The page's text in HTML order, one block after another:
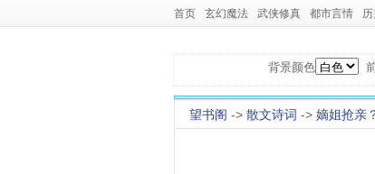
首页 玄幻魔法 武侠修真 都市言情
背景颜色
望书阁 -> 散文诗词 -> 嫡姐抢亲